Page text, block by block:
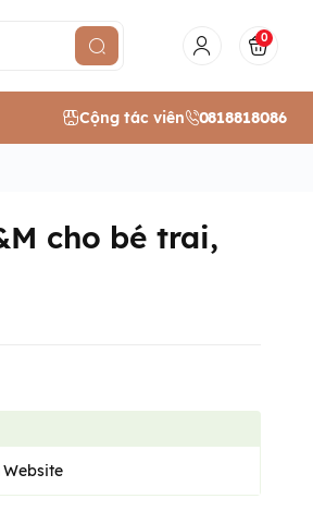
0
Cộng tác viên 0818818086
cho bé trai,